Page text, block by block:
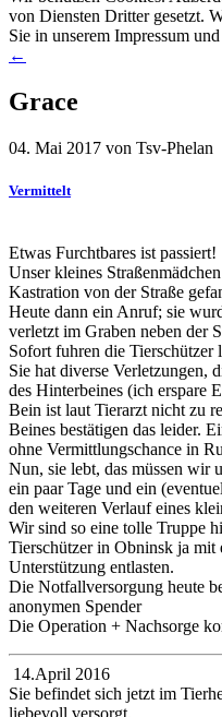
von Diensten Dritter gesetzt.
Sie in unserem Impressum
←
Grace
04. Mai 2017 von Tsv-Phelan
Vermittelt
Etwas Furchtbares ist passiert!
Unser kleines
Kastration von der Straße
Heute dann ein Anruf; sie
verletzt im Graben neben der
Sofort fuhren die Tierschützer
Sie hat diverse Verletzungen,
des Hinterbeines (ich erspare
Bein ist laut Tierarzt nicht zu
Beines bestätigen das leider.
ohne Vermittlungschance in
Nun, sie lebt, das müssen wir
ein paar Tage und ein
den weiteren Verlauf eines
Wir sind so eine tolle Truppe
Tierschützer in Obninsk ja mit
Unterstützung entlasten.
Die Notfallversorgung heute
anonymen Spender
Die Operation + Nachsorge
14.April 2016
Sie befindet sich jetzt im